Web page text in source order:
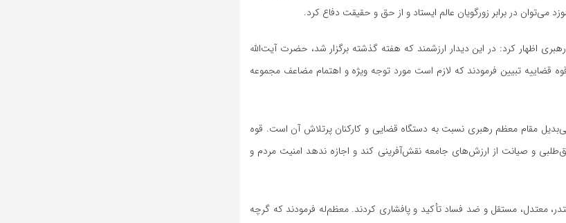
در برابر زورگویان عالم ایستاد و از حق و حقیقت دفاع کرد.
اظهار کرد: در این دیدار ارزشمند که هفته گذشته برگزار شد، حضرت آیت‌الله
قضاییه تبیین فرمودند که لازم است مورد توجه ویژه و اهتمام مضاعف مجموعه
مقام معظم رهبری نسبت به دستگاه قضایی و کارکنان پرتلاش آن است. قوه
و صیانت از ارزش‌های جامعه نقش‌آفرینی کند و اجازه ندهد امنیت مردم و
معتدل، مستقل و ضد فساد تأکید و پافشاری کردند. معظم‌له فرمودند که گرچه